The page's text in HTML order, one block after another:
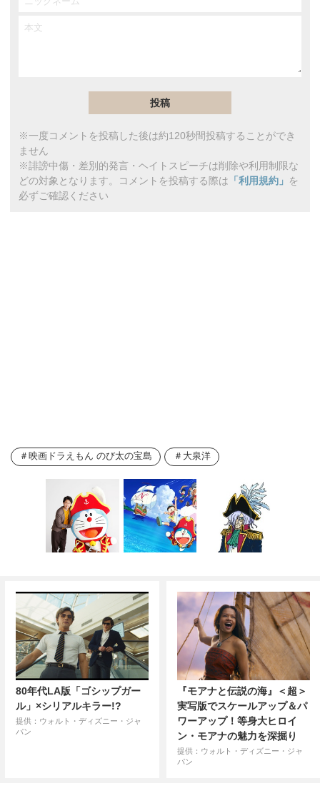
※一度コメントを投稿した後は約120秒間投稿することができ
ません
※誹謗中傷・差別的発言・ヘイトスピーチは削除や利用制限な
どの対象となります。コメントを投稿する際は 「利用規約」 を
必ずご確認ください
映画ドラえもん のび太の宝島 大泉洋
80年代LA版「ゴシップガー
ル」×シリアルキラー!?
提供：ウォルト・ディズニー・ジャ
パン
『モアナと伝説の海』＜超＞
実写版でスケールアップ＆パ
ワーアップ！等身大ヒロイ
ン・モアナの魅力を深掘り
提供：ウォルト・ディズニー・ジャ
パン